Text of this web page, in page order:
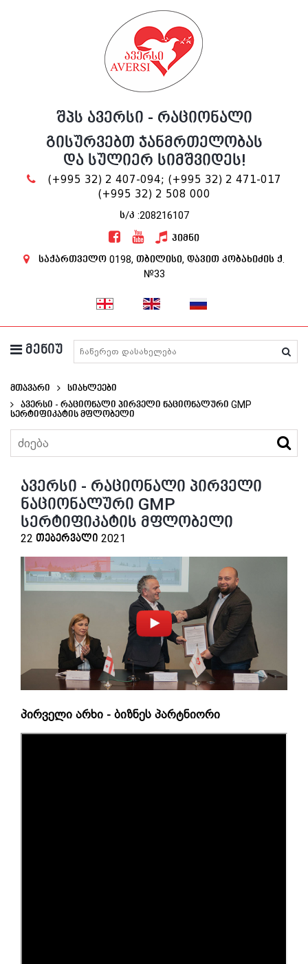
შპს ავერსი - რაციონალი
გისურვებთ ჯანმრთელობას
და სულიერ სიმშვიდეს!
(+995 32) 2 407-094; (+995 32) 2 471-017
(+995 32) 2 508 000
ს/კ :208216107
ჰიმნი
საქართველო 0198, თბილისი, დავით კობახიძის ქ.
№33
მენიუ მედიკამენტების ძიება
მთავარი
Სიახლეები
Ავერსი - Რაციონალი Პირველი Ნაციონალური GMP
Სერტიფიკატის Მფლობელი
ავერსი - რაციონალი პირველი
ნაციონალური GMP
სერტიფიკატის მფლობელი
22 თებერვალი 2021
პირველი არხი - ბიზნეს პარტნიორი